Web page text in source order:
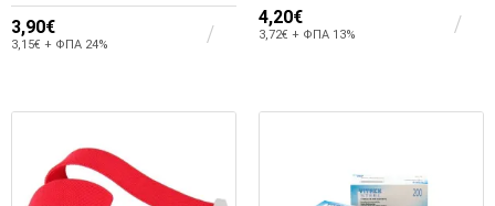
3,90€
3,15€ + ΦΠΑ 24%
4,20€
3,72€ + ΦΠΑ 13%